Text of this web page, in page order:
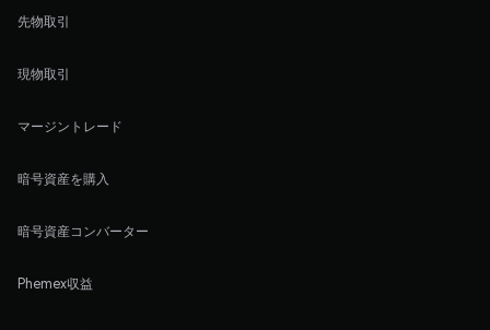
先物取引
現物取引
マージントレード
暗号資産を購入
暗号資産コンバーター
Phemex収益